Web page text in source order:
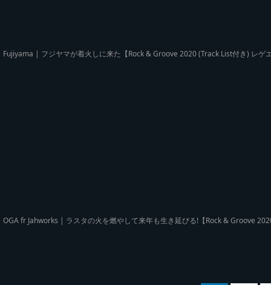
Fujiyama | フジヤマが着火しに来た【Rock & Groove 2020 (Track List付き) レゲ
OGA fr Jahworks | ラスタの火を燃やして来年も生き延びる!【Rock & Groove